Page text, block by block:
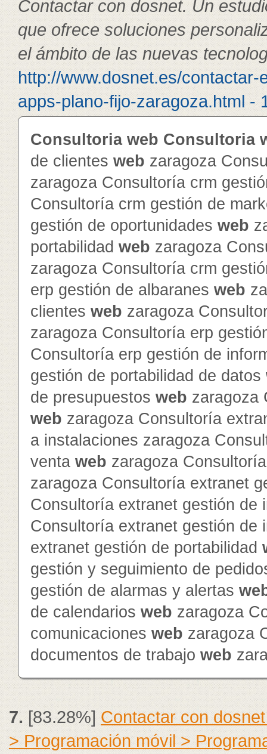
Contactar con dosnet. Un
que ofrece soluciones
el ámbito de las nuevas
http://www.dosnet.es/
apps-plano-fijo-zaragoza.html -
Consultoria web Consultoria
de clientes web zaragoza
zaragoza Consultoría crm
Consultoría crm gestión de
gestión de oportunidades web
portabilidad web zaragoza
zaragoza Consultoría crm
erp gestión de albaranes web
clientes web zaragoza
zaragoza Consultoría erp
Consultoría erp gestión de
gestión de portabilidad de datos
de presupuestos web zaragoza
web zaragoza Consultoría
a instalaciones zaragoza
venta web zaragoza
zaragoza Consultoría extranet
Consultoría extranet gestión de
Consultoría extranet gestión de
extranet gestión de portabilidad
gestión y seguimiento de
gestión de alarmas y alertas
de calendarios web zaragoza
comunicaciones web zaragoza
documentos de trabajo web
7.[83.28%] Contactar con
> Programación móvil >